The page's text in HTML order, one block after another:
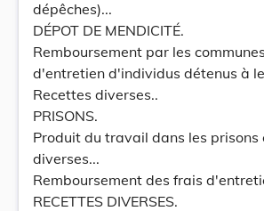
dépêches)...
DÉPOT DE MENDICITÉ.
Remboursement par les
d'entretien d'individus détenus à
Recettes diverses..
PRISONS.
Produit du travail dans les prisons
diverses...
Remboursement des frais
RECETTES DIVERSES.